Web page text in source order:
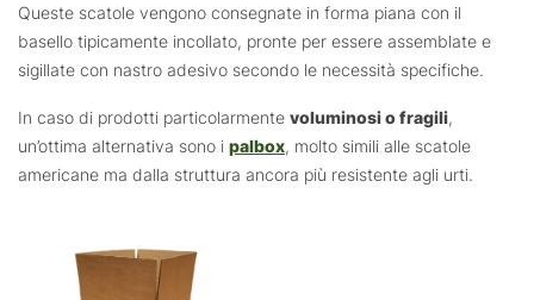
Queste scatole vengono consegnate in forma piana con il
basello tipicamente incollato, pronte per essere assemblate e
sigillate con nastro adesivo secondo le necessità specifiche.
In caso di prodotti particolarmente voluminosi o fragili,
un’ottima alternativa sono i palbox, molto simili alle scatole
americane ma dalla struttura ancora più resistente agli urti.